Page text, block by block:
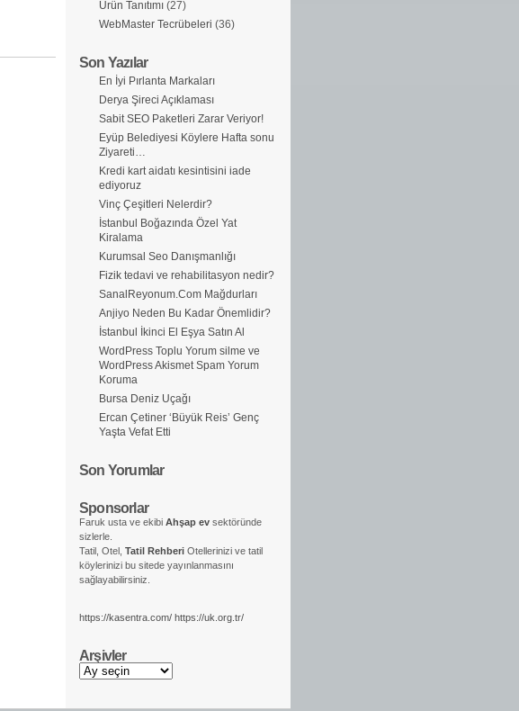
Ürün Tanıtımı (27)
WebMaster Tecrübeleri (36)
Son Yazılar
En İyi Pırlanta Markaları
Derya Şireci Açıklaması
Sabit SEO Paketleri Zarar Veriyor!
Eyüp Belediyesi Köylere Hafta sonu
Ziyareti…
Kredi kart aidatı kesintisini iade
ediyoruz
Vinç Çeşitleri Nelerdir?
İstanbul Boğazında Özel Yat
Kiralama
Kurumsal Seo Danışmanlığı
Fizik tedavi ve rehabilitasyon nedir?
SanalReyonum.Com Mağdurları
Anjiyo Neden Bu Kadar Önemlidir?
İstanbul İkinci El Eşya Satın Al
WordPress Toplu Yorum silme ve
WordPress Akismet Spam Yorum
Koruma
Bursa Deniz Uçağı
Ercan Çetiner ‘Büyük Reis’ Genç
Yaşta Vefat Etti
Son Yorumlar
Sponsorlar
Faruk usta ve ekibi Ahşap ev sektöründe
sizlerle.
Tatil, Otel, Tatil Rehberi Otellerinizi ve tatil
köylerinizi bu sitede yayınlanmasını
sağlayabilirsiniz.
https://kasentra.com/ https://uk.org.tr/
Arşivler
Arşivler